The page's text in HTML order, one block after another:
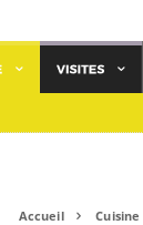
Accueil  Cuisine